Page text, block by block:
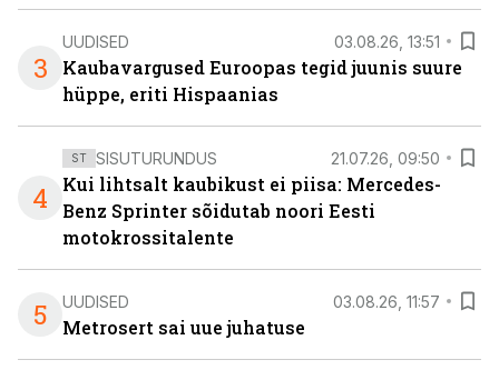
3
UUDISED 03.08.26, 13:51
Kaubavargused Euroopas tegid juunis suure
hüppe, eriti Hispaanias
4
ST SISUTURUNDUS 21.07.26, 09:50
Kui lihtsalt kaubikust ei piisa: Mercedes-
Benz Sprinter sõidutab noori Eesti
motokrossitalente
5 UUDISED 03.08.26, 11:57
Metrosert sai uue juhatuse